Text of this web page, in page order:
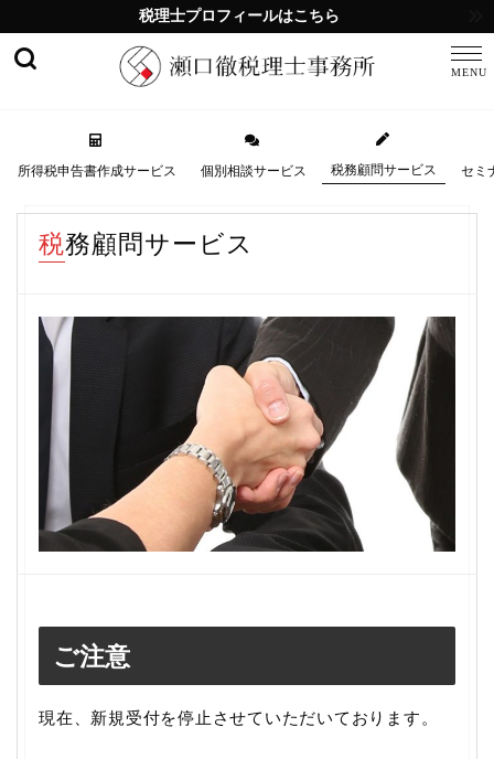
税理士プロフィールはこちら
所得税申告書作成サービス 個別相談サービス 税務顧問サービス セミ
税務顧問サービス
ご注意
現在、新規受付を停止させていただいております。